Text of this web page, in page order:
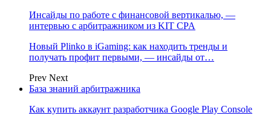
Инсайды по работе с финансовой вертикалью, —
интервью с арбитражником из KIT CPA
Новый Plinko в iGaming: как находить тренды и
получать профит первыми, — инсайды от…
Prev Next
База знаний арбитражника
Как купить аккаунт разработчика Google Play Console